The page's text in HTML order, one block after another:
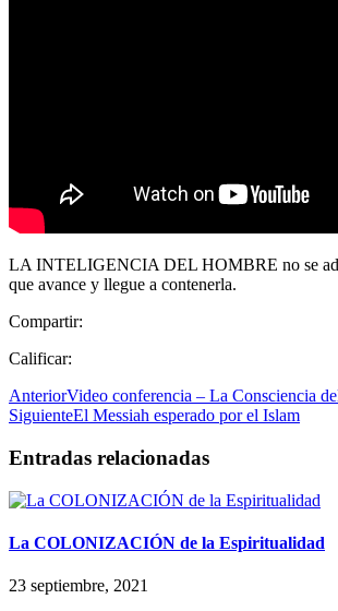
LA INTELIGENCIA DEL HOMBRE no se
que avance y llegue a contenerla.
Compartir:
Calificar:
AnteriorVideo conferencia – La Consciencia
SiguienteEl Messiah esperado por el Islam
Entradas relacionadas
La COLONIZACIÓN de la Espiritualidad
23 septiembre, 2021